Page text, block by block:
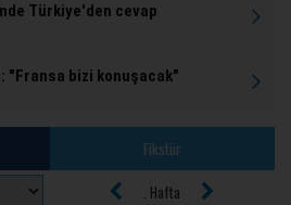
Türkiye'den cevap
"Fransa bizi konuşacak"
Fikstür
. Hafta